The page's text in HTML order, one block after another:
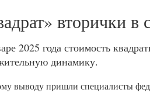
вторички
2025 года стоимость
динамику.
выводу пришли специалисты